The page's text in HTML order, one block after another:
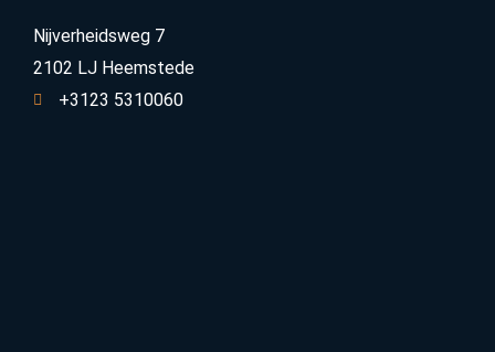
Nijverheidsweg 7
2102 LJ Heemstede
+3123 5310060